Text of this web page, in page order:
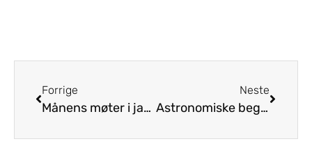
Forrige
Månens møter i januar: Jupiter
Neste
Astronomiske begreper: Konjunksjon og opposisjon